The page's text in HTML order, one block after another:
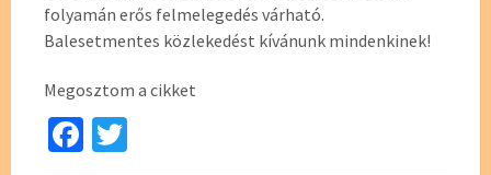
folyamán erős felmelegedés várható.
Balesetmentes közlekedést kívánunk mindenkinek!
Megosztom a cikket
Fa